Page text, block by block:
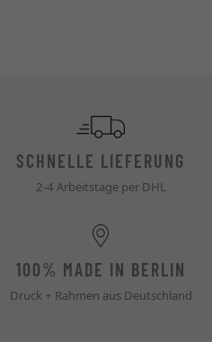
SCHNELLE LIEFERUNG
2-4 Arbeitstage per DHL
100% MADE IN BERLIN
Druck + Rahmen aus Deutschland